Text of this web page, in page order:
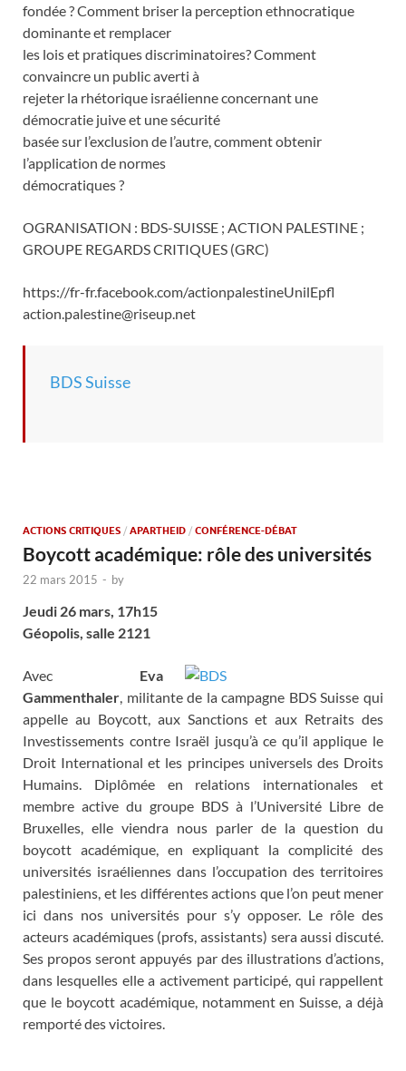
fondée ? Comment briser la perception ethnocratique
dominante et remplacer
les lois et pratiques discriminatoires? Comment
convaincre un public averti à
rejeter la rhétorique israélienne concernant une
démocratie juive et une sécurité
basée sur l’exclusion de l’autre, comment obtenir
l’application de normes
démocratiques ?
OGRANISATION : BDS-SUISSE ; ACTION PALESTINE ;
GROUPE REGARDS CRITIQUES (GRC)
https://fr-fr.facebook.com/actionpalestineUnilEpfl
action.palestine@riseup.net
BDS Suisse
ACTIONS CRITIQUES / APARTHEID / CONFÉRENCE-DÉBAT
Boycott académique: rôle des universités
22 mars 2015 - by
Jeudi 26 mars, 17h15
Géopolis, salle 2121
Avec Eva
Gammenthaler , militante de la campagne BDS Suisse qui
appelle au Boycott, aux Sanctions et aux Retraits des
Investissements contre Israël jusqu’à ce qu’il applique le
Droit International et les principes universels des Droits
Humains. Diplômée en relations internationales et
membre active du groupe BDS à l’Université Libre de
Bruxelles, elle viendra nous parler de la question du
boycott académique, en expliquant la complicité des
universités israéliennes dans l’occupation des territoires
palestiniens, et les différentes actions que l’on peut mener
ici dans nos universités pour s’y opposer. Le rôle des
acteurs académiques (profs, assistants) sera aussi discuté.
Ses propos seront appuyés par des illustrations d’actions,
dans lesquelles elle a activement participé, qui rappellent
que le boycott académique, notamment en Suisse, a déjà
remporté des victoires.